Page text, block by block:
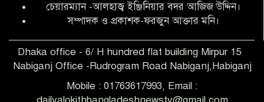
সিলেট রেঞ্জের শ্রেষ্ঠ ওসি নির্বাচিত হলেন
নবীগঞ্জ থানার ওসি মোনায়েম
‎নবীগঞ্জে এক সাজাপ্রাপ্ত পলাতক আসামি
চেয়ারম্যান -আলহাজ্ব ইঞ্জিনিয়ার বদর আজিজ উদ্দিন।
সম্পাদক ও প্রকাশক-ফরজুন আক্তার মনি।
Dhaka office - 6/ H hundred flat building Mirpur 15
Nabiganj Office -Rudrogram Road Nabiganj,Habiganj
Mobile : 01763617993, Email :